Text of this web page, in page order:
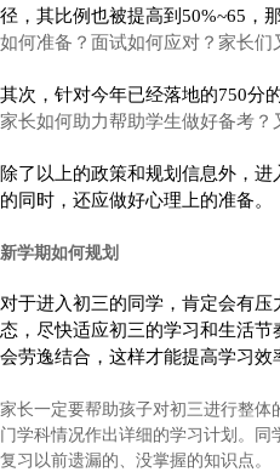
径，其比例也被提高到50%~65，
如何准备？面试如何应对？家长们
其次，针对今年已经落地的750分
家长如何助力帮助学生做好备考？
除了以上的政策和规划信息外，
的同时，还应做好心理上的准备。
新学期如何规划
对于进入初三的同学，肯定会有
态，尽快适应初三的学习和生活
会劳逸结合，这样才能提高学习效
家长一定要帮助孩子对初三进行整
门学科情况作出详细的学习计划。
复习以前遗漏的、没掌握的知识点。